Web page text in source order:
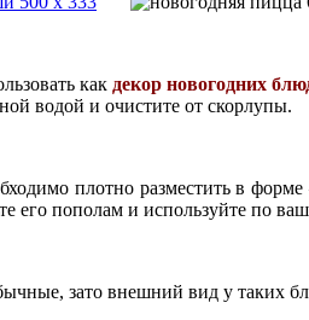
как декор новогодних
водой и очистите от скорлупы.
плотно разместить в
его пополам и используйте по
зато внешний вид у таких